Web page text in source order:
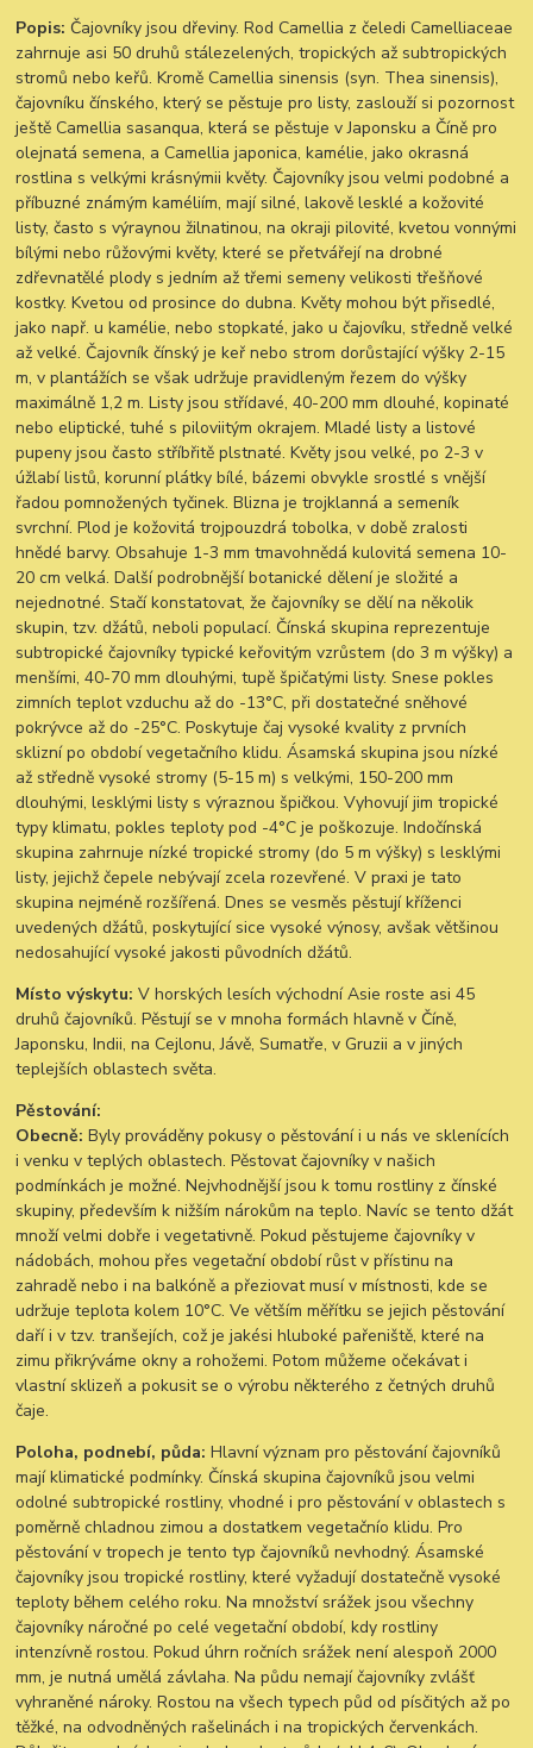
Popis: Čajovníky jsou dřeviny. Rod Camellia z čeledi Camelliaceae
zahrnuje asi 50 druhů stálezelených, tropických až subtropických
stromů nebo keřů. Kromě Camellia sinensis (syn. Thea sinensis),
čajovníku čínského, který se pěstuje pro listy, zaslouží si pozornost
ještě Camellia sasanqua, která se pěstuje v Japonsku a Číně pro
olejnatá semena, a Camellia japonica, kamélie, jako okrasná
rostlina s velkými krásnýmii květy. Čajovníky jsou velmi podobné a
příbuzné známým kaméliím, mají silné, lakově lesklé a kožovité
listy, často s výraynou žilnatinou, na okraji pilovité, kvetou vonnými
bílými nebo růžovými květy, které se přetvářejí na drobné
zdřevnatělé plody s jedním až třemi semeny velikosti třešňové
kostky. Kvetou od prosince do dubna. Květy mohou být přisedlé,
jako např. u kamélie, nebo stopkaté, jako u čajovíku, středně velké
až velké. Čajovník čínský je keř nebo strom dorůstající výšky 2-15
m, v plantážích se však udržuje pravidleným řezem do výšky
maximálně 1,2 m. Listy jsou střídavé, 40-200 mm dlouhé, kopinaté
nebo eliptické, tuhé s piloviitým okrajem. Mladé listy a listové
pupeny jsou často stříbřitě plstnaté. Květy jsou velké, po 2-3 v
úžlabí listů, korunní plátky bílé, bázemi obvykle srostlé s vnější
řadou pomnožených tyčinek. Blizna je trojklanná a semeník
svrchní. Plod je kožovitá trojpouzdrá tobolka, v době zralosti
hnědé barvy. Obsahuje 1-3 mm tmavohnědá kulovitá semena 10-
20 cm velká. Další podrobnější botanické dělení je složité a
nejednotné. Stačí konstatovat, že čajovníky se dělí na několik
skupin, tzv. džátů, neboli populací. Čínská skupina reprezentuje
subtropické čajovníky typické keřovitým vzrůstem (do 3 m výšky) a
menšími, 40-70 mm dlouhými, tupě špičatými listy. Snese pokles
zimních teplot vzduchu až do -13°C, při dostatečné sněhové
pokrývce až do -25°C. Poskytuje čaj vysoké kvality z prvních
sklizní po období vegetačního klidu. Ásamská skupina jsou nízké
až středně vysoké stromy (5-15 m) s velkými, 150-200 mm
dlouhými, lesklými listy s výraznou špičkou. Vyhovují jim tropické
typy klimatu, pokles teploty pod -4°C je poškozuje. Indočínská
skupina zahrnuje nízké tropické stromy (do 5 m výšky) s lesklými
listy, jejichž čepele nebývají zcela rozevřené. V praxi je tato
skupina nejméně rozšířená. Dnes se vesměs pěstují kříženci
uvedených džátů, poskytující sice vysoké výnosy, avšak většinou
nedosahující vysoké jakosti původních džátů.
Místo výskytu: V horských lesích východní Asie roste asi 45
druhů čajovníků. Pěstují se v mnoha formách hlavně v Číně,
Japonsku, Indii, na Cejlonu, Jávě, Sumatře, v Gruzii a v jiných
teplejších oblastech světa.
Pěstování:
Obecně: Byly prováděny pokusy o pěstování i u nás ve sklenících
i venku v teplých oblastech. Pěstovat čajovníky v našich
podmínkách je možné. Nejvhodnější jsou k tomu rostliny z čínské
skupiny, především k nižším nárokům na teplo. Navíc se tento džát
množí velmi dobře i vegetativně. Pokud pěstujeme čajovníky v
nádobách, mohou přes vegetační období růst v přístinu na
zahradě nebo i na balkóně a přeziovat musí v místnosti, kde se
udržuje teplota kolem 10°C. Ve větším měřítku se jejich pěstování
daří i v tzv. tranšejích, což je jakési hluboké pařeniště, které na
zimu přikrýváme okny a rohožemi. Potom můžeme očekávat i
vlastní sklizeň a pokusit se o výrobu některého z četných druhů
čaje.
Poloha, podnebí, půda: Hlavní význam pro pěstování čajovníků
mají klimatické podmínky. Čínská skupina čajovníků jsou velmi
odolné subtropické rostliny, vhodné i pro pěstování v oblastech s
poměrně chladnou zimou a dostatkem vegetačnío klidu. Pro
pěstování v tropech je tento typ čajovníků nevhodný. Ásamské
čajovníky jsou tropické rostliny, které vyžadují dostatečně vysoké
teploty během celého roku. Na množství srážek jsou všechny
čajovníky náročné po celé vegetační období, kdy rostliny
intenzívně rostou. Pokud úhrn ročních srážek není alespoň 2000
mm, je nutná umělá závlaha. Na půdu nemají čajovníky zvlášť
vyhraněné nároky. Rostou na všech typech půd od písčitých až po
těžké, na odvodněných rašelinách i na tropických červenkách.